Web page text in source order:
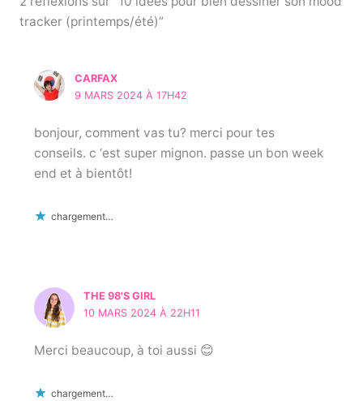
o
o
tracker (printemps/été)”
CARFAX
9 MARS 2024 À 17H42
bonjour, comment vas tu? merci pour tes
conseils. c ‘est super mignon. passe un bon week
end et à bientôt!
chargement…
THE 98'S GIRL
10 MARS 2024 À 22H11
Merci beaucoup, à toi aussi 😊
chargement…